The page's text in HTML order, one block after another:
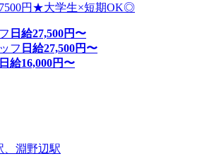
円★大学生×短期OK◎
日給27,500円〜
フ 日給27,500円〜
日給16,000円〜
、淵野辺駅